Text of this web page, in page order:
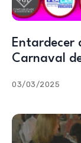
Entardecer
Carnaval
03/03/2025